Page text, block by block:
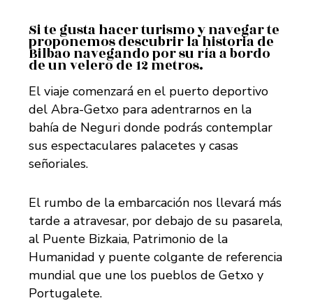
Si te gusta hacer turismo y navegar te
proponemos descubrir la historia de
Bilbao navegando por su ría a bordo
de un velero de 12 metros.
El viaje comenzará en el puerto deportivo
del Abra-Getxo para adentrarnos en la
bahía de Neguri donde podrás contemplar
sus espectaculares palacetes y casas
señoriales.
El rumbo de la embarcación nos llevará más
tarde a atravesar, por debajo de su pasarela,
al Puente Bizkaia, Patrimonio de la
Humanidad y puente colgante de referencia
mundial que une los pueblos de Getxo y
Portugalete.